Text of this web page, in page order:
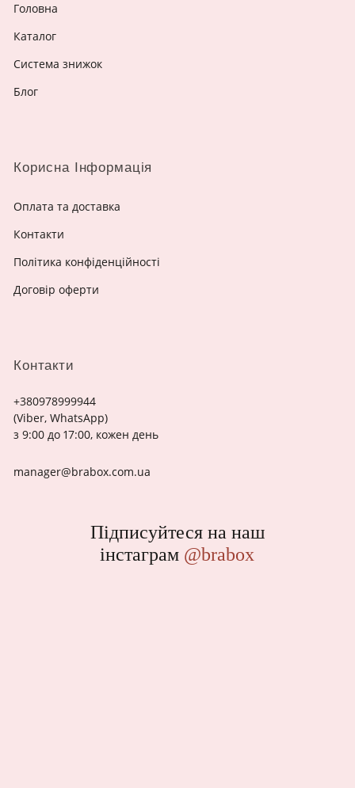
Контакти
+380978999944
(Viber, WhatsApp)
з 9:00 до 17:00, кожен день
manager@brabox.com.ua
Головна
Каталог
Система знижок
Блог
Корисна Інформація
Оплата та доставка
Контакти
Політика конфіденційності
Договір оферти
Підписуйтеся на наш
інстаграм @brabox